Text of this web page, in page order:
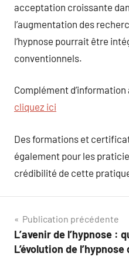
acceptation croissante
l’augmentation des
l’hypnose pourrait être
conventionnels.
Complément d’information
cliquez ici
Des formations et
également pour les
crédibilité de cette
Navigation
de
Publication précédente
L’avenir de l’hypnose :
L’évolution de